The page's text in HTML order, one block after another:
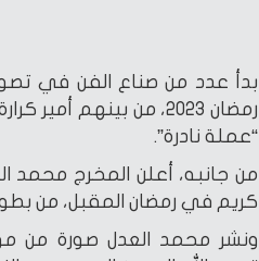
بدأ عدد من صناع الفن في
رمضان 2023، من بينهم
“عملة نادرة”.
من جانبه، أعلن المخرج محمد
كريم في رمضان المقبل، من
ونشر محمد العدل صورة من